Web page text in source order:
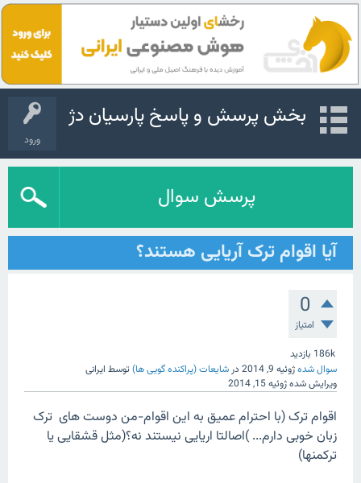
ورود
بخش پرسش و پاسخ پارسیان دژ
پرسش سوال
آیا اقوام ترک آریایی هستند؟
0
امتیاز
186k بازدید
سوال شدهژوئیه 9, 2014 در شایعات (پراکنده گویی ها) توسط ایرانی
ویرایش شدهژوئیه 15, 2014
اقوام ترک (با احترام عمیق به این اقوام-من دوست های ترک
زبان خوبی دارم... )اصالتا اریایی نیستند نه؟(مثل قشقایی یا
ترکمنها)